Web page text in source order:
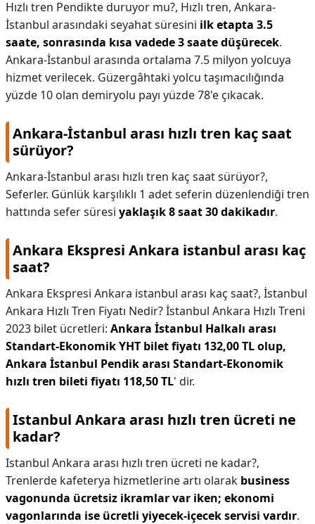
Hızlı tren Pendikte duruyor mu?, Hızlı tren, Ankara-
İstanbul arasındaki seyahat süresini ilk etapta 3.5
saate, sonrasında kısa vadede 3 saate düşürecek.
Ankara-İstanbul arasında ortalama 7.5 milyon yolcuya
hizmet verilecek. Güzergâhtaki yolcu taşımacılığında
yüzde 10 olan demiryolu payı yüzde 78'e çıkacak.
Ankara-İstanbul arası hızlı tren kaç saat
sürüyor?
Ankara-İstanbul arası hızlı tren kaç saat sürüyor?,
Seferler. Günlük karşılıklı 1 adet seferin düzenlendiği tren
hattında sefer süresi yaklaşık 8 saat 30 dakikadır.
Ankara Ekspresi Ankara istanbul arası kaç
saat?
Ankara Ekspresi Ankara istanbul arası kaç saat?, İstanbul
Ankara Hızlı Tren Fiyatı Nedir? İstanbul Ankara Hızlı Treni
2023 bilet ücretleri: Ankara İstanbul Halkalı arası
Standart-Ekonomik YHT bilet fiyatı 132,00 TL olup,
Ankara İstanbul Pendik arası Standart-Ekonomik
hızlı tren bileti fiyatı 118,50 TL' dir.
Istanbul Ankara arası hızlı tren ücreti ne
kadar?
Istanbul Ankara arası hızlı tren ücreti ne kadar?,
Trenlerde kafeterya hizmetlerine artı olarak business
vagonunda ücretsiz ikramlar var iken; ekonomi
vagonlarında ise ücretli yiyecek-içecek servisi vardır.